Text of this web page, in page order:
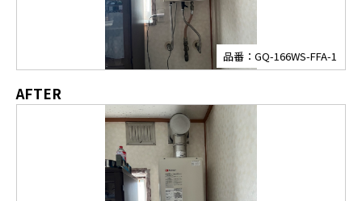
品番：GQ-166WS-FFA-1
AFTER